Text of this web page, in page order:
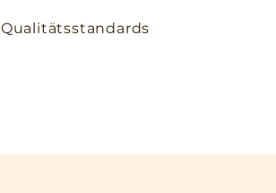
Qualitätsstandards